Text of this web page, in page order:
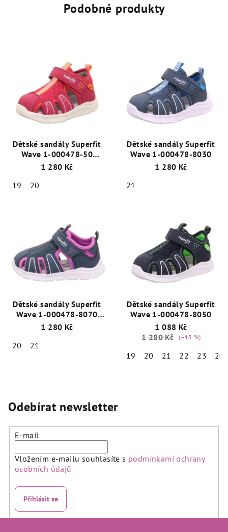
Podobné produkty
Dětské sandály Superfit
Wave 1-000478-50
Růžová
1 280 Kč
19
20
Dětské sandály Superfit
Wave 1-000478-8030
1 280 Kč
21
Dětské sandály Superfit
Wave 1-000478-8070
Modrá/Růžová
1 280 Kč
20
21
Dětské sandály Superfit
Wave 1-000478-8050
1 088 Kč
1 280 Kč
(–15 %)
19 20 21 22 23 24
Odebírat newsletter
E-mail
Vložením e-mailu souhlasíte s podmínkami ochrany
osobních údajů
Přihlásit se